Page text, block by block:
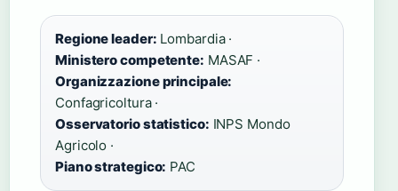
Regione leader: Lombardia ·
Ministero competente: MASAF ·
Organizzazione principale:
Confagricoltura ·
Osservatorio statistico: INPS Mondo
Agricolo ·
Piano strategico: PAC